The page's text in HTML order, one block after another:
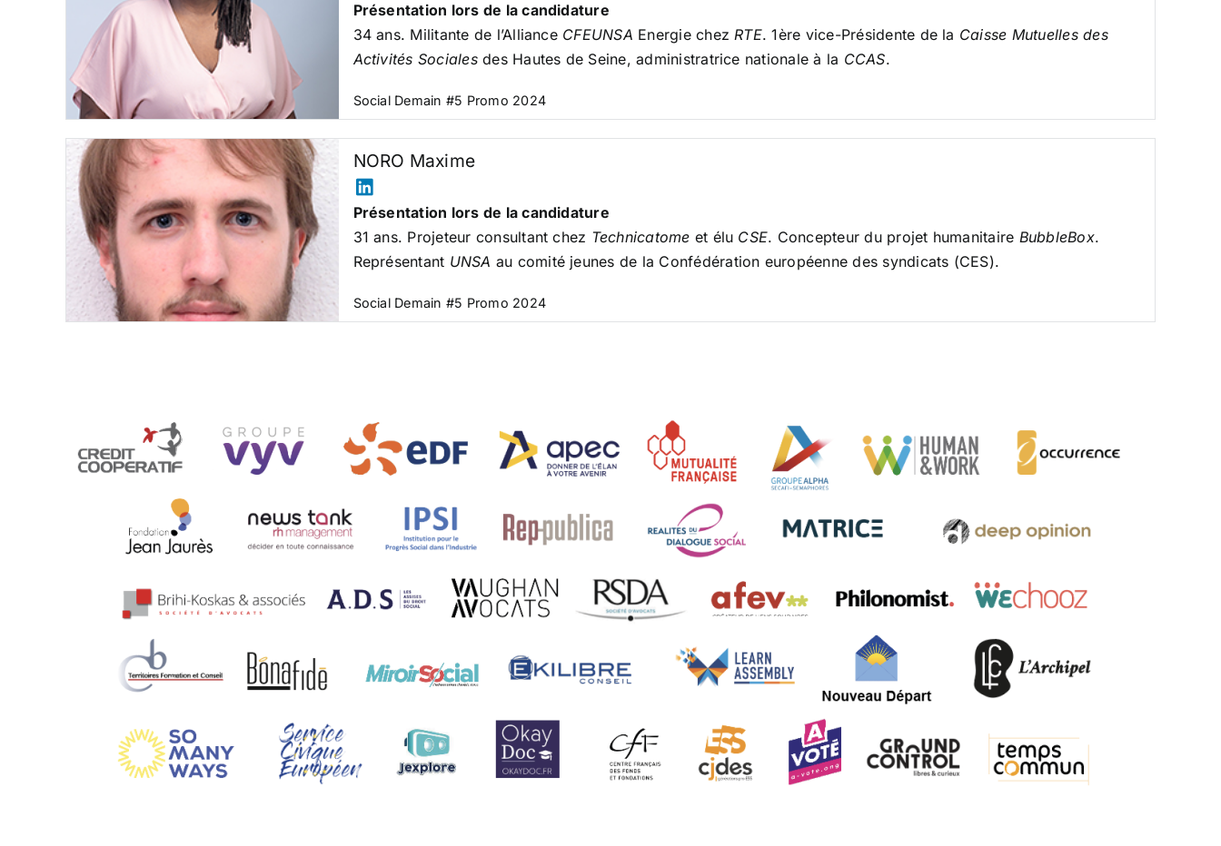
Présentation lors de la candidature
34 ans. Militante de l’Alliance CFEUNSA Energie chezRTE. 1ère vice-Présidente de la Caisse Mutuelles des
Activités Socialesdes Hautes de Seine, administratrice nationale à la CCAS.
Social Demain #5 Promo 2024
NORO Maxime
Présentation lors de la candidature
31 ans. Projeteur consultant chez Technicatome et élu CSE. Concepteur du projet humanitaire BubbleBox.
Représentant UNSA au comité jeunes de la Confédération européenne des syndicats (CES).
Social Demain #5 Promo 2024